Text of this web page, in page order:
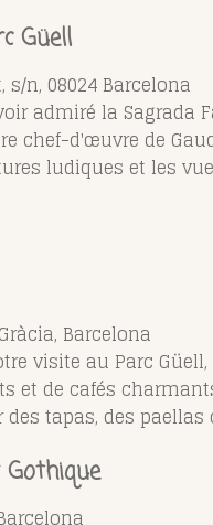
Güell
s/n, 08024 Barcelona
admiré la
chef-d'œuvre de
ludiques et les
Barcelona
visite au Parc
et de cafés
tapas, des